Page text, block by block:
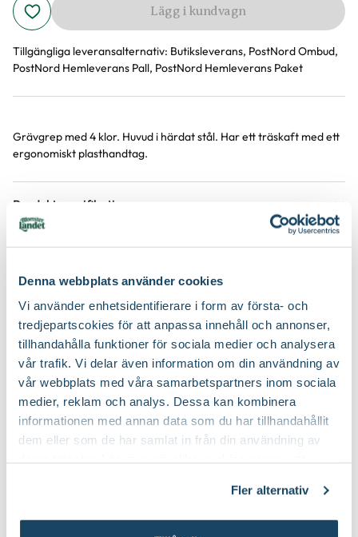
Denna webbplats använder cookies
Vi använder enhetsidentifierare i form av första- och
tredjepartscokies för att anpassa innehåll och annonser,
tillhandahålla funktioner för sociala medier och analysera
vår trafik. Vi delar även information om din användning av
vår webbplats med våra samarbetspartners inom sociala
medier, reklam och analys. Dessa kan kombinera
informationen med annan data som du har tillhandahållit
dem eller som de har samlat in från din användning av
Fler alternativ
Lägg i kundvagn
Tillgängliga leveransalternativ: Butiksleverans, PostNord Ombud,
PostNord Hemleverans Pall, PostNord Hemleverans Paket
Produktinformation
Grävgrep med 4 klor. Huvud i härdat stål. Har ett träskaft med ett
ergonomiskt plasthandtag.
Produktspecifikation
Material träskaft och plasthandtag och huvud i härdat stål.
Längd 108 cm
Bredd 18 cm
Varumärke Fiskars
Art nr 71356